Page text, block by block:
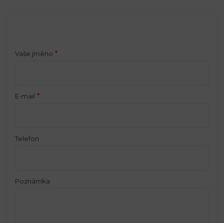
Vaše jméno *
E-mail *
Telefon
Poznámka